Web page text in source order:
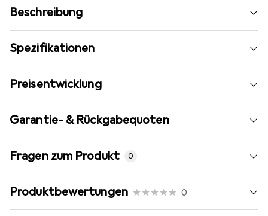
Beschreibung
Spezifikationen
Preisentwicklung
Garantie- & Rückgabequoten
Fragen zum Produkt 0
Produktbewertungen 0